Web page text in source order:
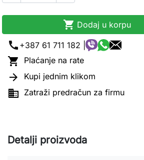
 Dodaj u korpu
call +387 61 711 182 |
 Plaćanje na rate
 Kupi jednim klikom
 Zatraži predračun za firmu
Detalji proizvoda